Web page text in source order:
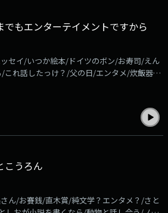
報に関する質問」を送ってください。佐藤
ほかのご飯を食べます。メールの件名は
。●ケニア！！佐藤栞里がいつかは行ってみ
のシチュエーション」を送ってください。佐
ニア欲を高めていきます。メールの件名は
でもエンターテイメントですから
セイ/いつか絵本/ドイツのボン/お寿司/えん
これ話したっけ？/父の日/エンタメ/炊飯器君
なら過去回もお聴きいただけます！
c8524951-7dc4-4ad1-aa4d-
ナーメール、ふつおたを募集しています！
で！Xでの感想は、#さとしおANNPでお願い
に関する質問」を送ってください。佐藤栞
かのご飯を食べます。メールの件名は「ほ
ニア！！佐藤栞里がいつかは行ってみたい
チュエーション」を送ってください。佐藤栞
こうろん
ん/お賽銭/直木賞/純文学？エンタメ？/さと